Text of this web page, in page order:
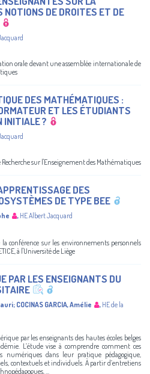
DE DROITES ET DE
orale devant une assemblée internationale de
DES MATHÉMATIQUES :
ET LES ÉTUDIANTS
INITIALE ?
sur l'Enseignement des Mathématiques
DES
DE TYPE BEE
, HE Albert Jacquard
conférence sur les environnements personnels
à l'Université de Liège
PAR LES ENSEIGNANTS DU
; COCINAS GARCIA, Amélie , HE de la
par les enseignants des hautes écoles belges
L’étude vise à comprendre comment ces
numériques dans leur pratique pédagogique,
contextuels et individuels. À partir d’entretiens
...